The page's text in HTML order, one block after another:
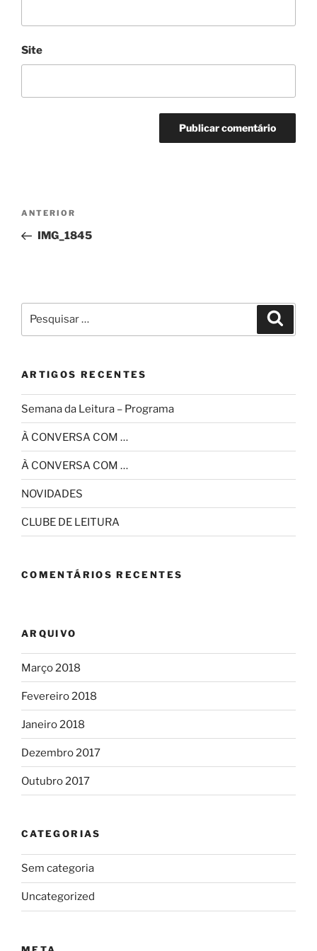
Site
Navegação
artigos
Conteúdo
anterior
ANTERIOR
IMG_1845
por:
ARTIGOS RECENTES
Semana da Leitura – Programa
À CONVERSA COM …
À CONVERSA COM …
NOVIDADES
CLUBE DE LEITURA
COMENTÁRIOS RECENTES
ARQUIVO
Março 2018
Fevereiro 2018
Janeiro 2018
Dezembro 2017
Outubro 2017
CATEGORIAS
Sem categoria
Uncategorized